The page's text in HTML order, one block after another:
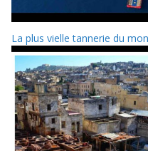
La plus vielle tannerie du